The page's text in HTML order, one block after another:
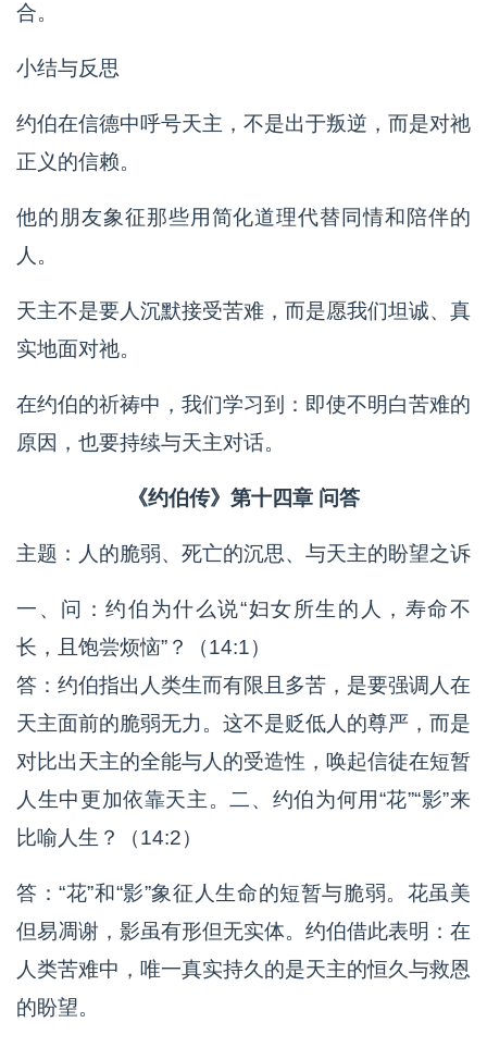
合。
小结与反思
约伯在信德中呼号天主，不是出于叛逆，而是对祂
正义的信赖。
他的朋友象征那些用简化道理代替同情和陪伴的
人。
天主不是要人沉默接受苦难，而是愿我们坦诚、真
实地面对祂。
在约伯的祈祷中，我们学习到：即使不明白苦难的
原因，也要持续与天主对话。
《约伯传》第十四章 问答
主题：人的脆弱、死亡的沉思、与天主的盼望之诉
一、问：约伯为什么说“妇女所生的人，寿命不
长，且饱尝烦恼”？（14:1）
答：约伯指出人类生而有限且多苦，是要强调人在
天主面前的脆弱无力。这不是贬低人的尊严，而是
对比出天主的全能与人的受造性，唤起信徒在短暂
人生中更加依靠天主。二、约伯为何用“花”“影”来
比喻人生？（14:2）
答：“花”和“影”象征人生命的短暂与脆弱。花虽美
但易凋谢，影虽有形但无实体。约伯借此表明：在
人类苦难中，唯一真实持久的是天主的恒久与救恩
的盼望。